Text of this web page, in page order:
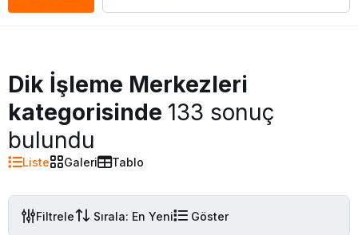
Dik İşleme Merkezleri
kategorisinde 133 sonuç
bulundu
Liste Galeri Tablo
Filtrele Sırala: En Yeni Göster